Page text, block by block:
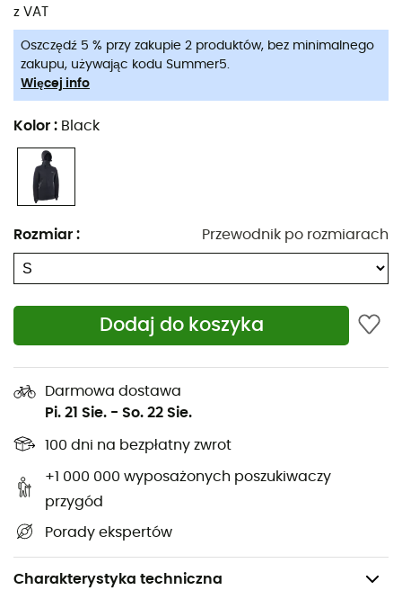
z VAT
Oszczędź 5 % przy zakupie 2 produktów, bez minimalnego
zakupu, używając kodu Summer5.
Więcej info
Kolor : Black
Rozmiar : Przewodnik po rozmiarach
Dodaj do koszyka
Darmowa dostawa
Pi. 21 Sie. - So. 22 Sie.
100 dni na bezpłatny zwrot
+1 000 000 wyposażonych poszukiwaczy
przygód
Porady ekspertów
Charakterystyka techniczna